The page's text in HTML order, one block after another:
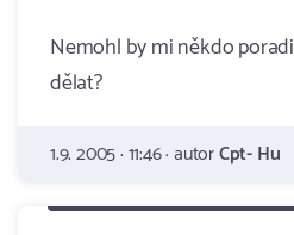
Nemohl by mi někdo
dělat?
1.9. 2005 · 11:46 · autorCpt- Hu